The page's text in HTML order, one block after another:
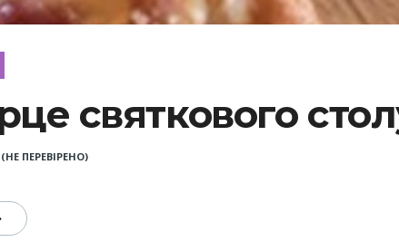
святкового
ПЕРЕВІРЕНО)